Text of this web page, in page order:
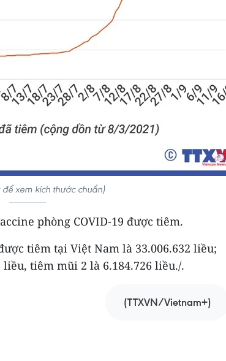
xem kích thước chuẩn)
phòng COVID-19 được tiêm.
tiêm tại Việt Nam là 33.006.632 liều;
tiêm mũi 2 là 6.184.726 liều./.
(TTXVN/Vietnam+)